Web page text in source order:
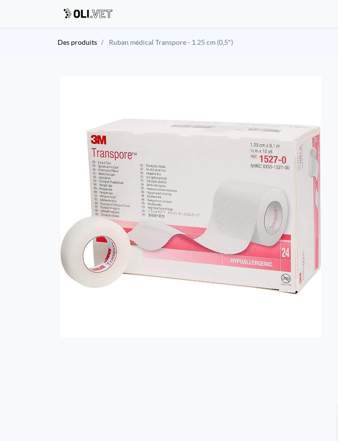
Des produits Ruban médical Transpore - 1.25 cm (0,5")